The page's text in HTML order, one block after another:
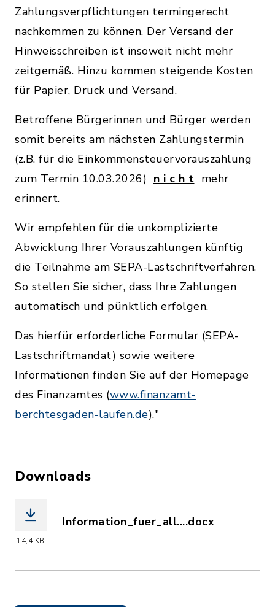
Zahlungsverpflichtungen termingerecht
nachkommen zu können. Der Versand der
Hinweisschreiben ist insoweit nicht mehr
zeitgemäß. Hinzu kommen steigende Kosten
für Papier, Druck und Versand.
Betroffene Bürgerinnen und Bürger werden
somit bereits am nächsten Zahlungstermin
(z.B. für die Einkommensteuervorauszahlung
zum Termin 10.03.2026) n i c h t mehr
erinnert.
Wir empfehlen für die unkomplizierte
Abwicklung Ihrer Vorauszahlungen künftig
die Teilnahme am SEPA-Lastschriftverfahren.
So stellen Sie sicher, dass Ihre Zahlungen
automatisch und pünktlich erfolgen.
Das hierfür erforderliche Formular (SEPA-
Lastschriftmandat) sowie weitere
Informationen finden Sie auf der Homepage
des Finanzamtes (www.finanzamt-
berchtesgaden-laufen.de)."
Downloads
14,4 KB
Information_fuer_all....docx